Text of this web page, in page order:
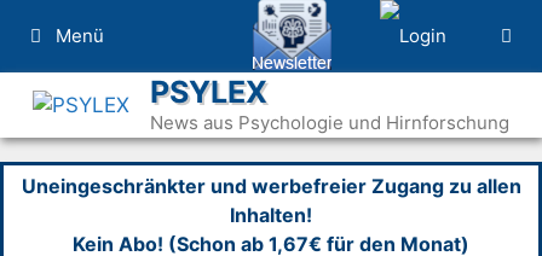
Inhalt
springen
Menü
PSYLEX
News aus Psychologie und Hirnforschung
Uneingeschränkter und werbefreier Zugang zu allen
Inhalten!
Kein Abo! (Schon ab 1,67€ für den Monat)